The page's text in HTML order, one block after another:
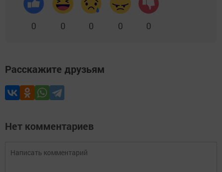
0 0 0 0 0
Расскажите друзьям
Нет комментариев